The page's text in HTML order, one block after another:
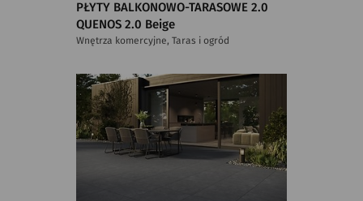
PŁYTY BALKONOWO-TARASOWE 2.0
QUENOS 2.0 Beige
Wnętrza komercyjne, Taras i ogród